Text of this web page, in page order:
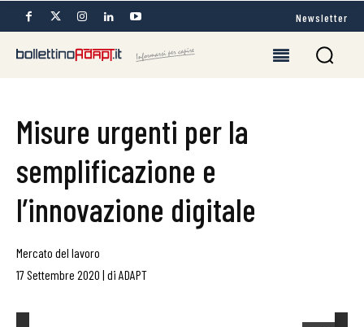
Newsletter
Misure urgenti per la
semplificazione e
l’innovazione digitale
Mercato del lavoro
17 Settembre 2020 | di ADAPT